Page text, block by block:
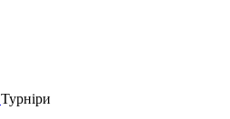
Турніри